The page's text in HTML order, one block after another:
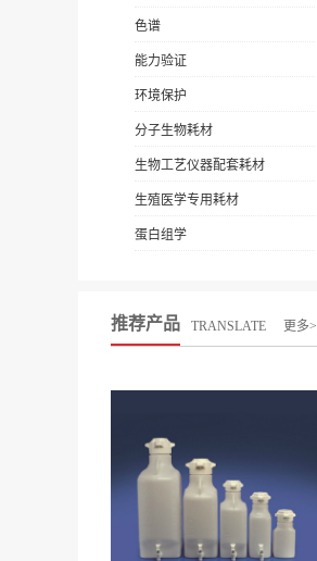
色谱
能力验证
环境保护
分子生物耗材
生物工艺仪器配套耗材
生殖医学专用耗材
蛋白组学
推荐产品 TRANSLATE 更多>